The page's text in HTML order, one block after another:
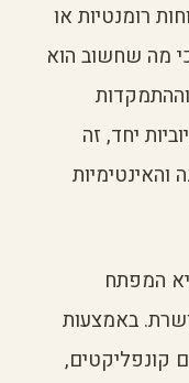
רומנטיות או
מה שחשוב הוא
יחד, זה
המפתח
באמצעות
קונפליקטים,